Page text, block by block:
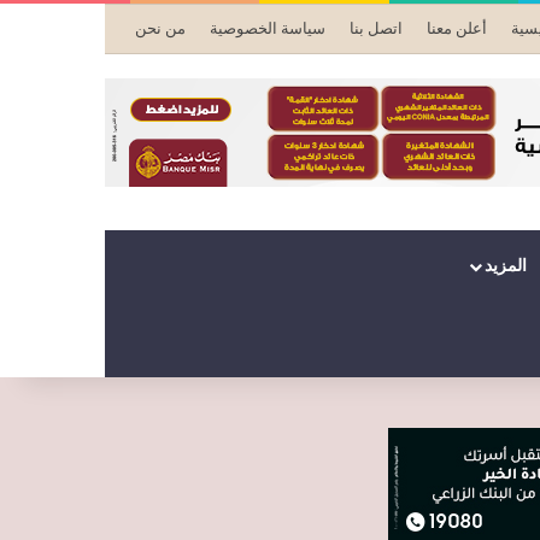
أعلن معنا اتصل بنا سياسة الخصوصية من نحن
المزيد